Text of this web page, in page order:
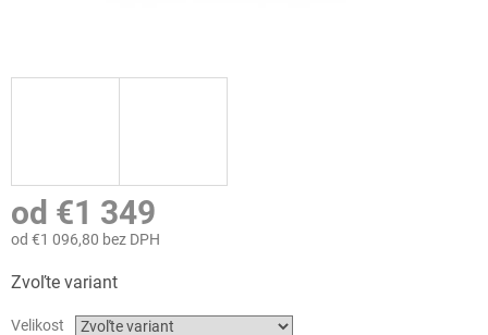
od €1 349
od €1 096,80 bez DPH
cena:
Zvoľte variant
Velikost